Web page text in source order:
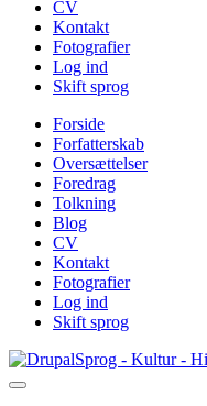
CV
Kontakt
Fotografier
Log ind
Skift sprog
Forside
Forfatterskab
Oversættelser
Foredrag
Tolkning
Blog
CV
Kontakt
Fotografier
Log ind
Skift sprog
Gå
til
Sprog - Kultur -